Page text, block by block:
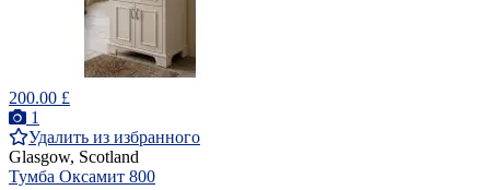
200.00 £
1
Удалить из избранного
Glasgow, Scotland
Тумба Оксамит 800